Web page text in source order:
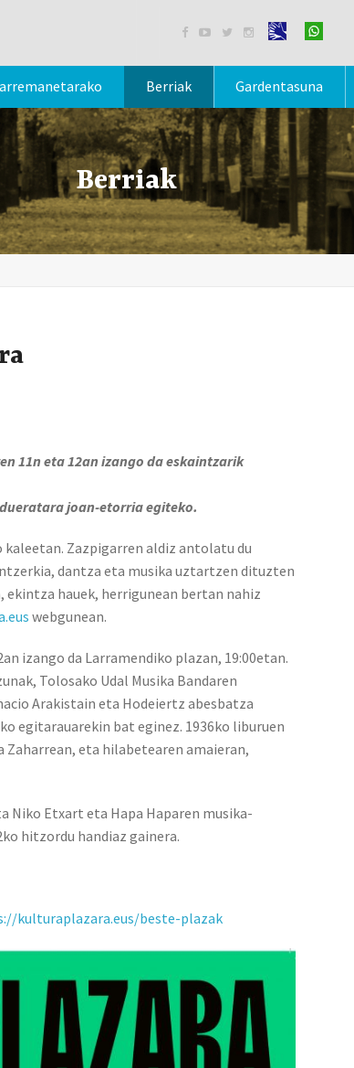
   
Berriak Gardentasuna
Berriak
11n eta 12an izango da eskaintzarik
joan-etorria egiteko.
Zazpigarren aldiz antolatu du
dantza eta musika uztartzen dituzten
hauek, herrigunean bertan nahiz
webgunean.
izango da Larramendiko plazan, 19:00etan.
Tolosako Udal Musika Bandaren
Arakistain eta Hodeiertz abesbatza
egitarauarekin bat eginez. 1936ko liburuen
eta hilabetearen amaieran,
Niko Etxart eta Hapa Haparen musika-
hitzordu handiaz gainera.
kulturaplazara.eus/beste-plazak